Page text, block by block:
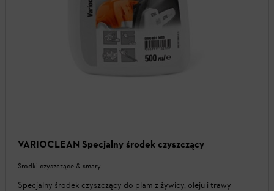
VARIOCLEAN Specjalny środek czyszczący
Środki czyszczące & smary
Specjalny środek czyszczący do plam z żywicy, oleju i trawy